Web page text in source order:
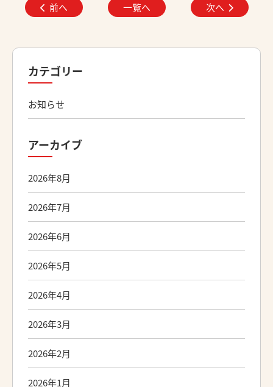
前へ 一覧へ 次へ
カテゴリー
お知らせ
アーカイブ
2026年8月
2026年7月
2026年6月
2026年5月
2026年4月
2026年3月
2026年2月
2026年1月